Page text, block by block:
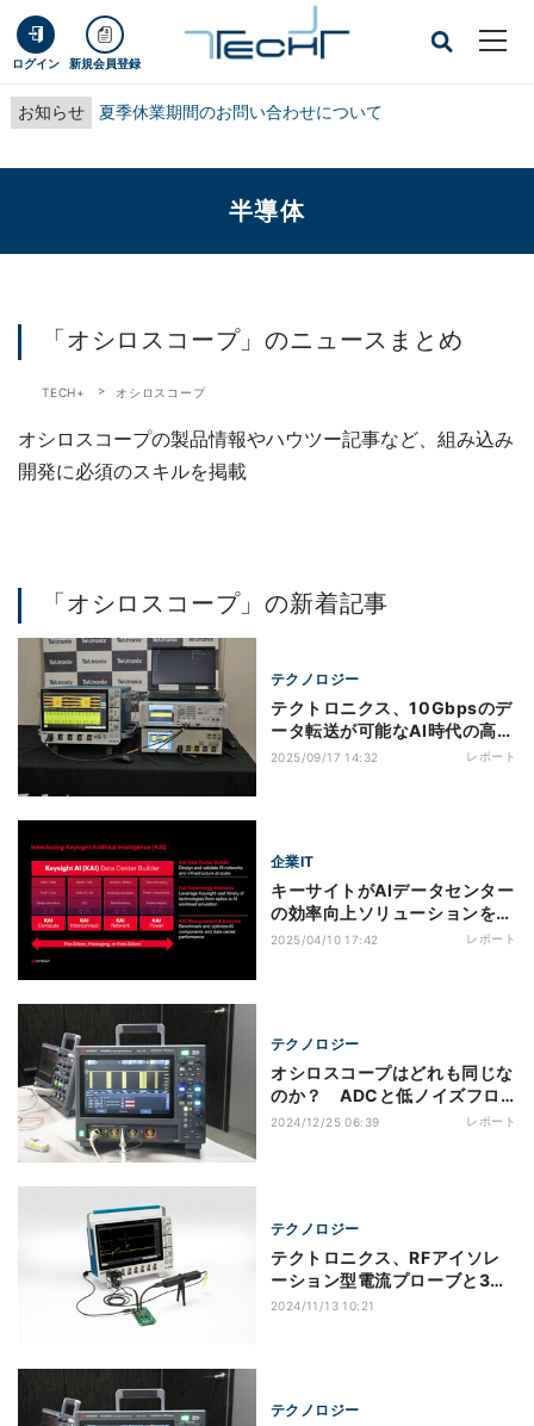
ログイン 新規会員登録
お知らせ 夏季休業期間のお問い合わせについて
半導体
「オシロスコープ」のニュースまとめ
TECH+ オシロスコープ
オシロスコープの製品情報やハウツー記事など、組み込み
開発に必須のスキルを掲載
「オシロスコープ」の新着記事
テクノロジー
テクトロニクス、10Gbpsのデ
ータ転送が可能なAI時代の高性
能オシロ「7シリーズDPO」を
2025/09/17 14:32 レポート
企業IT
キーサイトがAIデータセンター
の効率向上ソリューションを開
始、AI向けブランド「KAI」も
2025/04/10 17:42 レポート
テクノロジー
オシロスコープはどれも同じな
のか？ ADCと低ノイズフロ
アがオシロスコープに重要な理
2024/12/25 06:39 レポート
テクノロジー
テクトロニクス、RFアイソレ
ーション型電流プローブと3チ
ャンネル双方向電源を発表
2024/11/13 10:21
テクノロジー